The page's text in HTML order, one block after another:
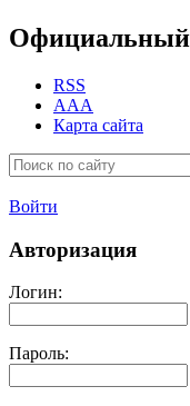
Официальный
RSS
AAA
Карта сайта
Войти
Авторизация
Логин:
Пароль: